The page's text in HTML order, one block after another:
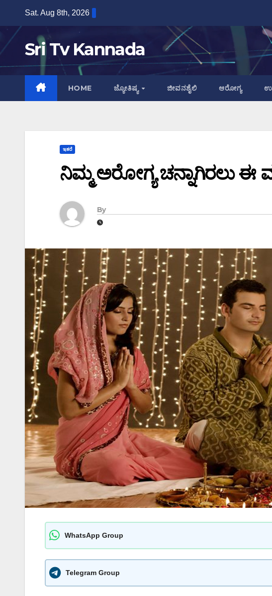
content
Sat. Aug 8th, 2026
Sri Tv Kannada
HOME ಜ್ಯೋತಿಷ್ಯ ಜೀವನಶೈಲಿ ಆರೋಗ್ಯ
ಇತರೆ
ನಿಮ್ಮ ಅರೋಗ್ಯ ಚನ್ನಾಗಿರಲು ಈ
By
WhatsApp Group
Telegram Group